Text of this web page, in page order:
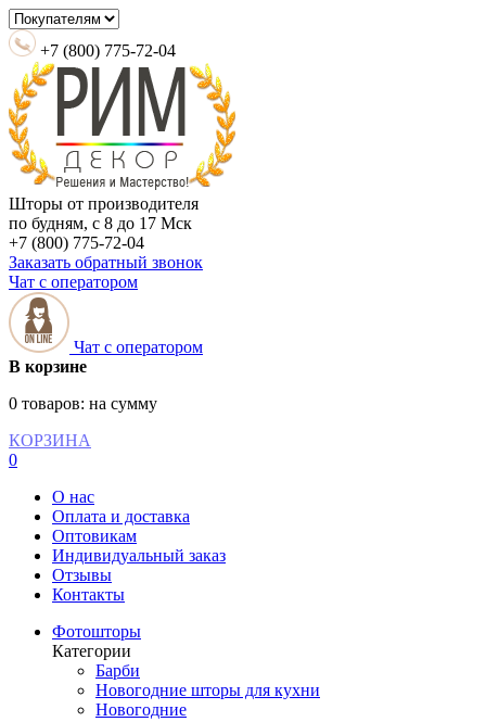
+7 (800) 775-72-04
Шторы от производителя
по будням, с 8 до 17 Мск
+7 (800) 775-72-04
Заказать обратный звонок
Чат с оператором
Чат с оператором
В корзине
0 товаров: на сумму
КОРЗИНА
0
О нас
Оплата и доставка
Оптовикам
Индивидуальный заказ
Отзывы
Контакты
Фотошторы
Категории
Барби
Новогодние шторы для кухни
Новогодние